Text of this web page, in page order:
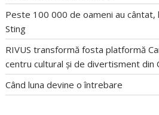
Peste 100 000 de oameni au cântat,
Sting
RIVUS transformă fosta platformă
centru cultural și de divertisment din
Când luna devine o întrebare